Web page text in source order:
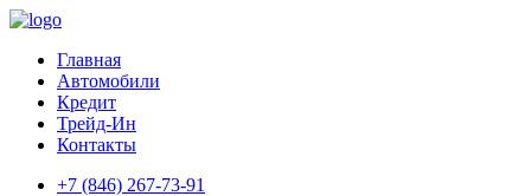
Главная
Автомобили
Кредит
Трейд-Ин
Контакты
+7 (846) 267-73-91